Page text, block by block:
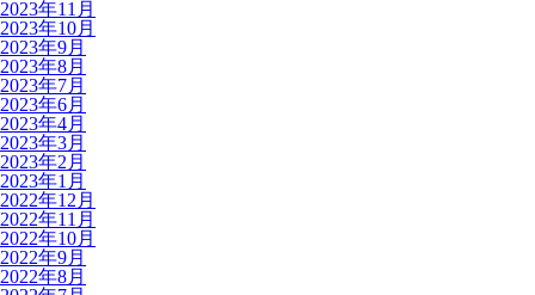
2023年11月
2023年10月
2023年9月
2023年8月
2023年7月
2023年6月
2023年4月
2023年3月
2023年2月
2023年1月
2022年12月
2022年11月
2022年10月
2022年9月
2022年8月